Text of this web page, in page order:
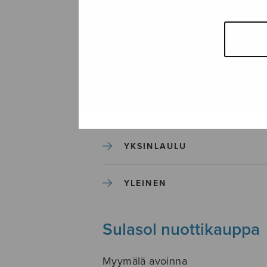
YKSINLAULU
YLEINEN
Sulasol nuottikauppa
Myymälä avoinna